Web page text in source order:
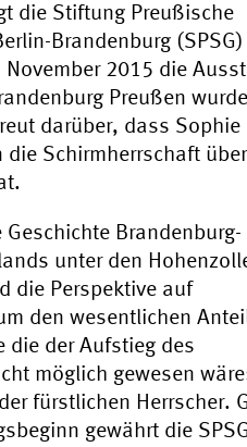
die Stiftung Preußische
Brandenburg
2015 die
Preußen
darüber, dass Sophie
die Schirmherrschaft
Brandenburg-
unter den
die Perspektive auf
den wesentlichen
die der Aufstieg des
möglich gewesen
fürstlichen Herrscher.
gewährt die